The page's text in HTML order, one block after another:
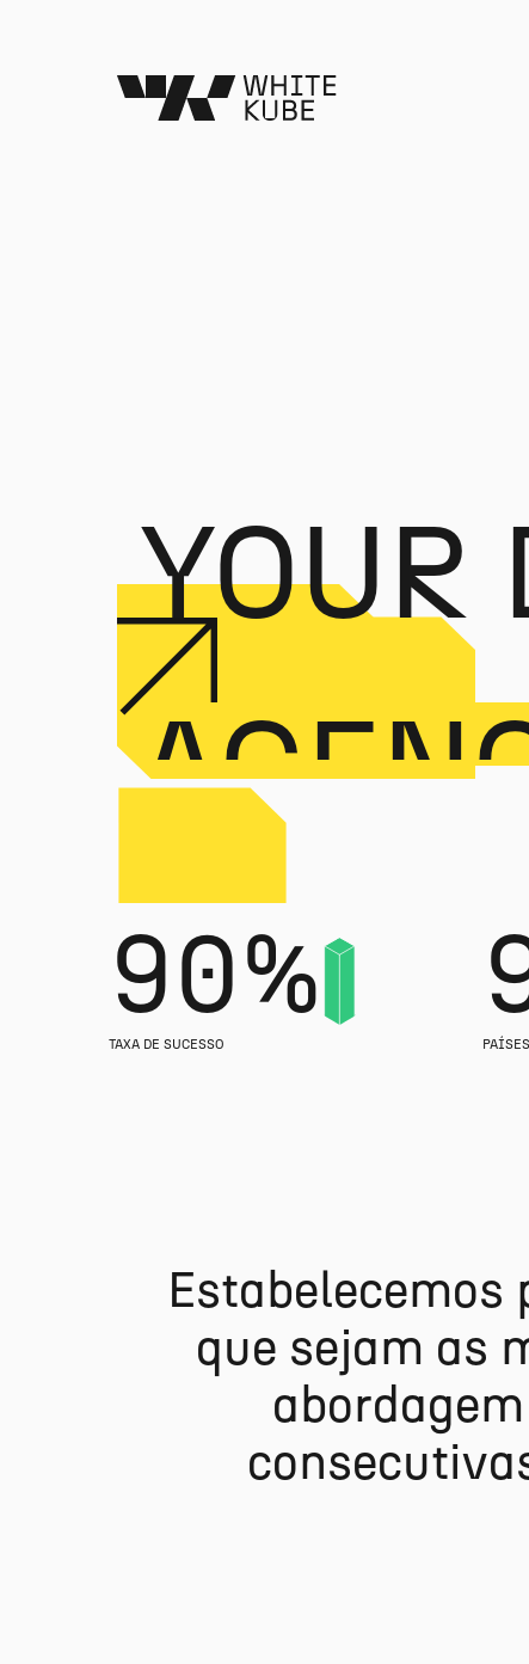
...
90%
TAXA DE SUCESSO
Estabelecemos
que sejam as
abordagem
consecutiva